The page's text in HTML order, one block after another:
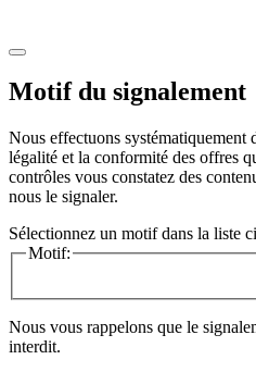
Motif du signalement
Nous effectuons systématiquement
légalité et la conformité des offres
contrôles vous constatez des
nous le signaler.
Sélectionnez un motif dans la liste
Motif:
Nous vous rappelons que le
interdit.